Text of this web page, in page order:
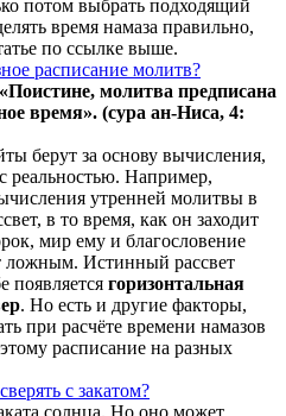
потом выбрать подходящий
время намаза правильно,
по ссылке выше.
расписание молитв?
молитва предписана
время». (сура ан-Ниса, 4:
берут за основу вычисления,
реальностью. Например,
утренней молитвы в
в то время, как он заходит
мир ему и благословение
ложным. Истинный рассвет
появляется горизонтальная
. Но есть и другие факторы,
при расчёте времени намазов
расписание на разных
с закатом?